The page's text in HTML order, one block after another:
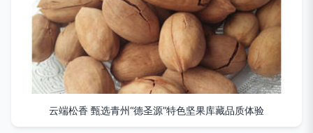
云端松香 甄选青州“德圣源”特色坚果库藏品质体验